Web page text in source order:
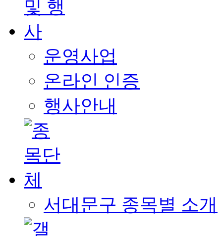
운영사업
온라인 인증
행사안내
서대문구 종목별 소개